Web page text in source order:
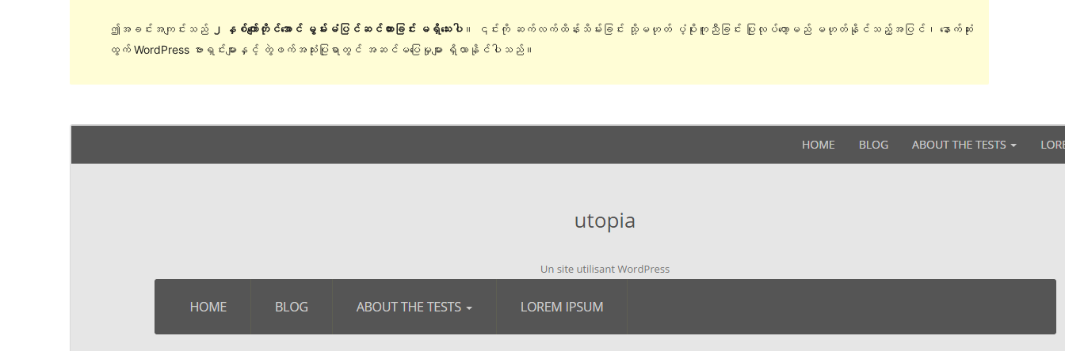
ဤအခင်းအကျင်းသည် ၂ နှစ်ကျော်တိုင်အောင် မွမ်းမံပြင်ဆင်ထားခြင်း မရှိသေးပါ။ ၎င်းကို ဆက်လက်ထိန်းသိမ်းခြင်း သို့မဟုတ် ပံ့ပိုးကူညီခြင်း ပြုလုပ်တော့မည် မဟုတ်နိုင်သည့်အပြင်၊ နောက်ဆုံး
ထွက် WordPress ဗားရှင်းများနှင့် တွဲဖက်အသုံးပြုရာတွင် အဆင်မပြေမှုများ ရှိလာနိုင်ပါသည်။
ဗားရှင်း
2.5